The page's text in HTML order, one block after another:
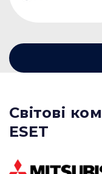
Світові
ESET